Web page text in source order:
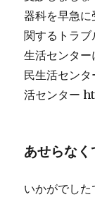
器科を早急
関するトラ
生活センタ
民生活セン
活センター
あせらなく
いかがでし